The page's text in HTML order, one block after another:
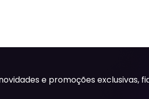
e promoções exclusivas,